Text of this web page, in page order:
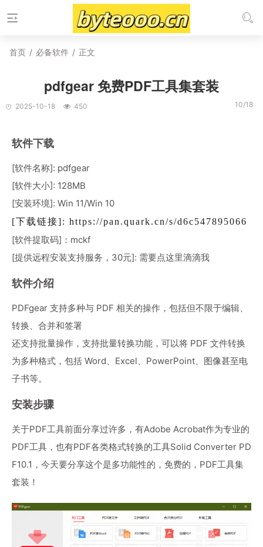
首页 / 必备软件 / 正文
pdfgear 免费PDF工具集套装
2025-10-18 450 10/18
软件下载
[软件名称]: pdfgear
[软件大小]: 128MB
[安装环境]: Win 11/Win 10
[下载链接]: https://pan.quark.cn/s/d6c547895066
[软件提取码]：mckf
[提供远程安装支持服务，30元]: 需要点这里滴滴我
软件介绍
PDFgear 支持多种与 PDF 相关的操作，包括但不限于编辑、
转换、合并和签署
还支持批量操作，支持批量转换功能，可以将 PDF 文件转换
为多种格式，包括 Word、Excel、PowerPoint、图像甚至电
子书等。
安装步骤
关于PDF工具前面分享过许多，有Adobe Acrobat作为专业的
PDF工具，也有PDF各类格式转换的工具Solid Converter PD
F10.1 ，今天要分享这个是多功能性的，免费的，PDF工具集
套装！